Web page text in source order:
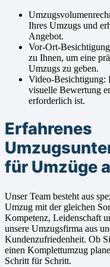
Ihres Umzugs und
Angebot.
Vor-Ort-
zu Ihnen, um eine
Umzugs zu geben.
Video-Besichtigung:
visuelle Bewertung
erforderlich ist.
Erfahrenes
für Umzüge
Unser Team besteht aus
Umzug mit der gleichen
Kompetenz, Leidenschaft
unsere Umzugsfirma aus
Kundenzufriedenheit. Ob
einen Komplettumzug
Schritt für Schritt.